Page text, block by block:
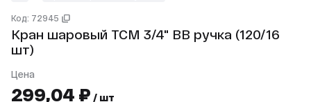
Код: 72945
Кран шаровый ТСМ 3/4" ВВ ручка (120/16
шт)
Цена
299,04 ₽ / шт